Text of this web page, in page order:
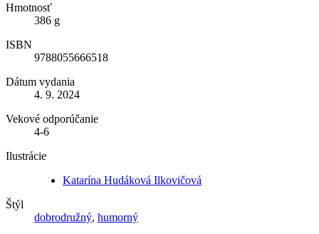
Hmotnosť
386 g
ISBN
9788055666518
Dátum vydania
4. 9. 2024
Vekové odporúčanie
4-6
Ilustrácie
Katarína Hudáková Ilkovičová
Štýl
dobrodružný, humorný